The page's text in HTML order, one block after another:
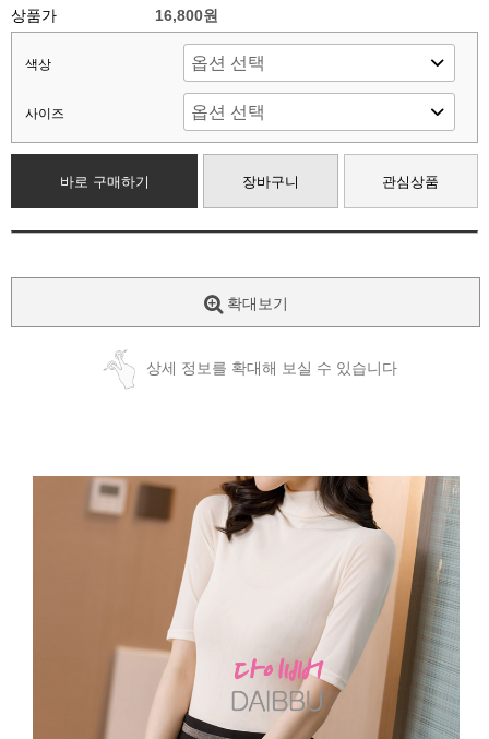
상품가 16,800원
색상
사이즈
바로 구매하기 장바구니 관심상품
확대보기
상세 정보를 확대해 보실 수 있습니다